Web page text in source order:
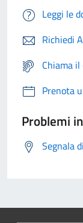
Leggi le
Richiedi
Chiama
Prenota
Problemi
Segnala